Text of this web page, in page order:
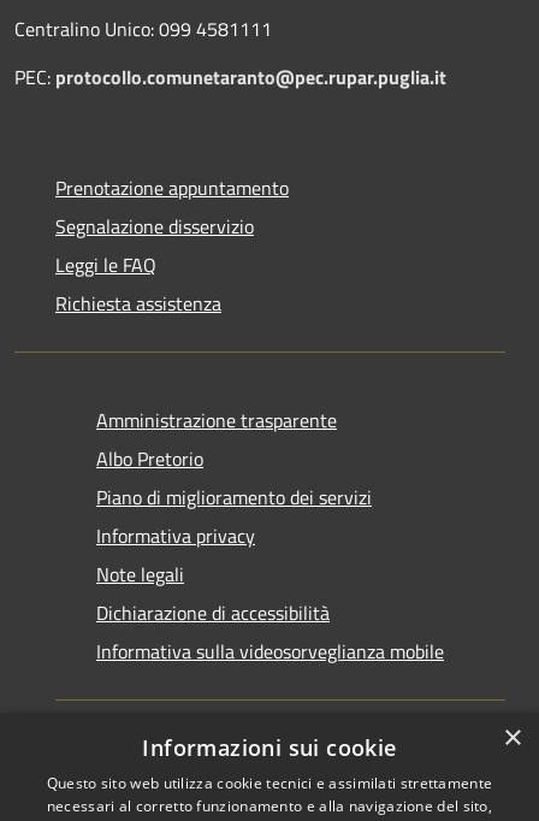
Centralino Unico: 099 4581111
PEC: protocollo.comunetaranto@pec.rupar.puglia.it
Prenotazione appuntamento
Segnalazione disservizio
Leggi le FAQ
Richiesta assistenza
Amministrazione trasparente
Albo Pretorio
Piano di miglioramento dei servizi
Informativa privacy
Note legali
Dichiarazione di accessibilità
Informativa sulla videosorveglianza mobile
RSS
Copyright © 2026 • Comune di
×
Informazioni sui cookie
Questo sito web utilizza cookie tecnici e assimilati strettamente
necessari al corretto funzionamento e alla navigazione del sito,